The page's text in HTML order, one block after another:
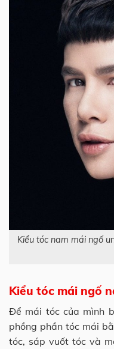
Kiểu tóc nam mái ngố
Kiểu tóc mái ngố
Để mái tóc của mình
phồng phần tóc mái
tóc, sáp vuốt tóc và